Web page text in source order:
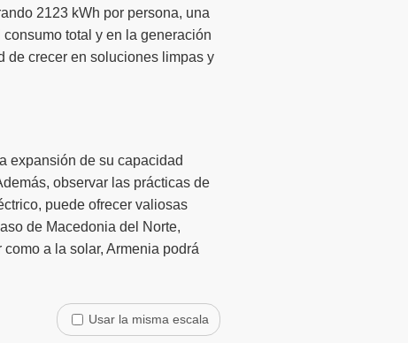
2123 kWh por persona, una
total y en la generación
de crecer en soluciones limpas y
expansión de su capacidad
observar las prácticas de
puede ofrecer valiosas
de Macedonia del Norte,
a la solar, Armenia podrá
Usar la misma escala